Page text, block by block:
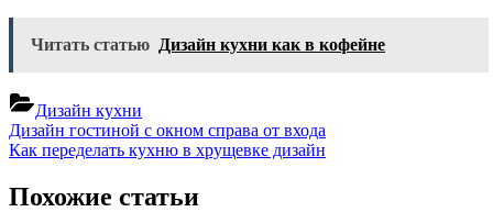
Читать статью Дизайн кухни как в кофейне
Дизайн кухни
Навигация
по
записям
Previous
Post:
Дизайн гостиной с окном справа от входа
Next
Как переделать кухню в хрущевке дизайн
Похожие статьи